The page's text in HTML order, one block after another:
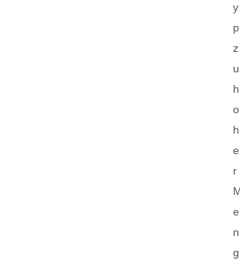
y
p
z
u
h
o
h
e
r
e
n
g